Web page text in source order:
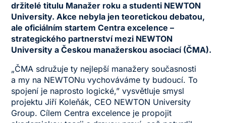
držitelé titulu Manažer roku a studenti NEWTON
University. Akce nebyla jen teoretickou debatou,
ale oficiálním startem Centra excelence –
strategického partnerství mezi NEWTON
University a Českou manažerskou asociací (ČMA).
„ČMA sdružuje ty nejlepší manažery současnosti
a my na NEWTONu vychováváme ty budoucí. To
spojení je naprosto logické,” vysvětluje smysl
projektu Jiří Koleňák, CEO NEWTON University
Group. Cílem Centra excelence je propojit